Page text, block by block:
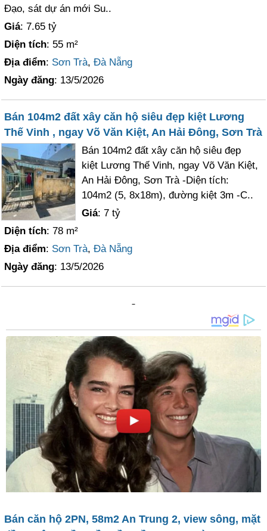
Đạo, sát dự án mới Su..
Giá: 7.65 tỷ
Diện tích: 55 m²
Địa điểm: Sơn Trà,Đà Nẵng
Ngày đăng: 13/5/2026
Bán 104m2 đất xây căn hộ siêu đẹp kiệt Lương
Thế Vinh , ngay Võ Văn Kiệt, An Hải Đông, Sơn Trà
Bán 104m2 đất xây căn hộ siêu đẹp
kiệt Lương Thế Vinh, ngay Võ Văn Kiệt,
An Hải Đông, Sơn Trà -Diện tích:
104m2 (5, 8x18m), đường kiệt 3m -C..
Giá: 7 tỷ
Diện tích: 78 m²
Địa điểm: Sơn Trà,Đà Nẵng
Ngày đăng: 13/5/2026
Bán căn hộ 2PN, 58m2 An Trung 2, view sông, mặt